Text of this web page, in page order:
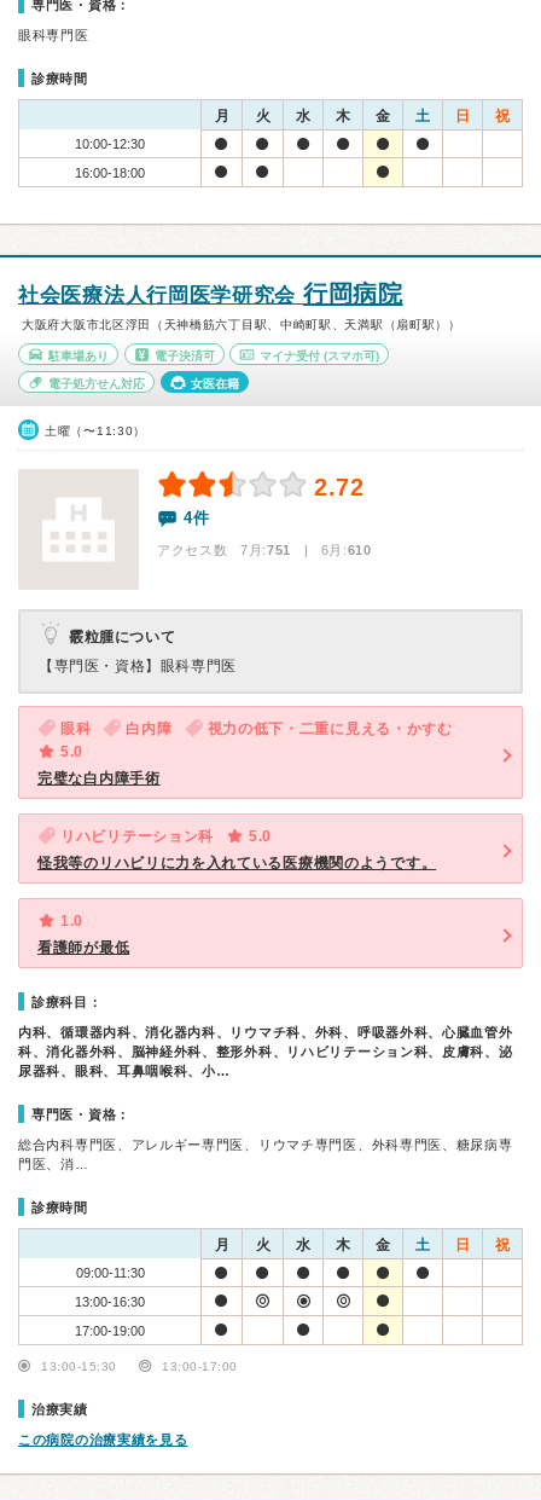
専門医・資格：
眼科専門医
診療時間
月 火 水 木 金 土 日 祝
10:00-12:30
16:00-18:00
社会医療法人行岡医学研究会 行岡病院
大阪府大阪市北区浮田（天神橋筋六丁目駅、中崎町駅、天満駅（扇町駅））
駐車場あり 電子決済可 マイナ受付 (スマホ可)
電子処方せん対応 女医在籍
土曜（〜11:30）
2.72
4件
アクセス数 7月:751 | 6月:610
霰粒腫について
【専門医・資格】 眼科専門医
眼科 白内障
視力の低下・二重に見える・かすむ
5.0
完璧な白内障手術
リハビリテーション科
5.0
怪我等のリハビリに力を入れている医療機関のようです。
1.0
看護師が最低
診療科目：
内科、循環器内科、消化器内科、リウマチ科、外科、呼吸器外科、心臓血管外
科、消化器外科、脳神経外科、整形外科、リハビリテーション科、皮膚科、泌
尿器科、眼科、耳鼻咽喉科、小…
専門医・資格：
総合内科専門医、アレルギー専門医、リウマチ専門医、外科専門医、糖尿病専
門医、消…
診療時間
月 火 水 木 金 土 日 祝
09:00-11:30
13:00-16:30
17:00-19:00
13:00-15:30 13:00-17:00
治療実績
この病院の治療実績を見る